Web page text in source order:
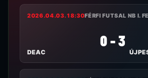
2026.04.03. 18:30FÉRFI FUTSAL NB I.
DEAC
0 - 3